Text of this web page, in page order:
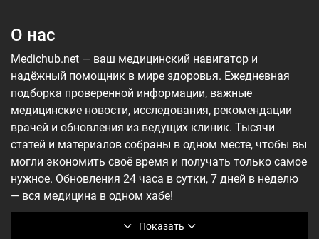
О нас
Показать
Medichub.net — ваш медицинский навигатор и
надёжный помощник в мире здоровья. Ежедневная
подборка проверенной информации, важные
медицинские новости, исследования, рекомендации
врачей и обновления из ведущих клиник. Тысячи
статей и материалов собраны в одном месте, чтобы вы
могли экономить своё время и получать только самое
нужное. Обновления 24 часа в сутки, 7 дней в неделю
— вся медицина в одном хабе!